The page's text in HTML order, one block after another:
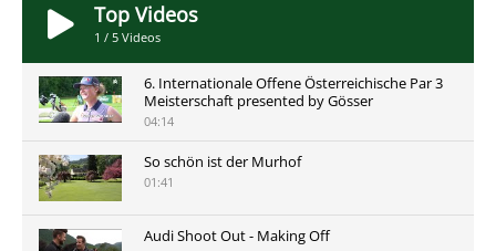
Top Videos
1 / 5 Videos
6. Internationale Offene Österreichische Par 3
Meisterschaft presented by Gösser
04:14
So schön ist der Murhof
01:41
Audi Shoot Out - Making Off